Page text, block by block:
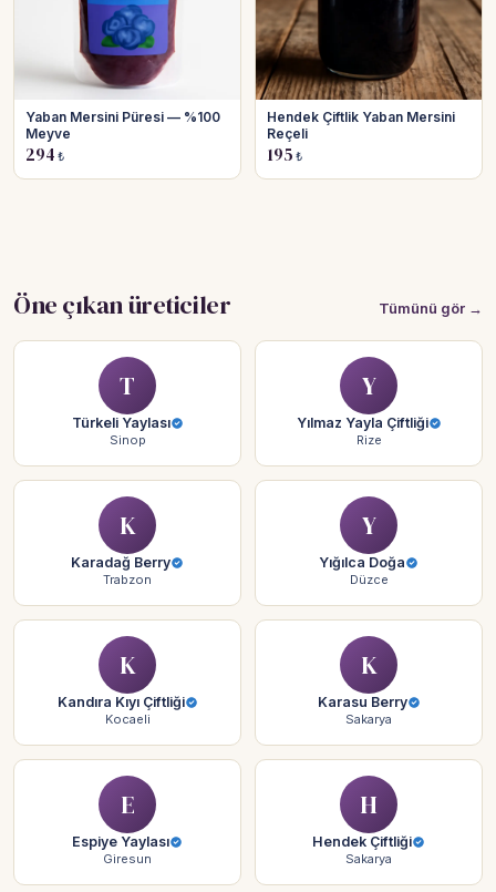
Yaban Mersini Püresi — %100
Meyve
294 ₺
Hendek Çiftlik Yaban Mersini
Reçeli
195 ₺
Öne çıkan üreticiler Tümünü gör →
T
Türkeli Yaylası
Sinop
Y
Yılmaz Yayla Çiftliği
Rize
K
Karadağ Berry
Trabzon
Y
Yığılca Doğa
Düzce
K
Kandıra Kıyı Çiftliği
Kocaeli
K
Karasu Berry
Sakarya
E
Espiye Yaylası
Giresun
H
Hendek Çiftliği
Sakarya